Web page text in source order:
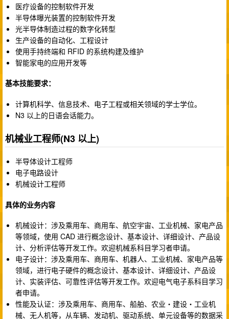
医疗设备的控制软件开发
半导体曝光装置的控制软件开发
光半导体制造过程的数字化转型
生产设备的自动化、工程设计
使用手持终端和 RFID 的系统构建及维护
智能家电的应用开发等
基本技能要求：
计算机科学、信息技术、电子工程或相关领域的学士学位。
N3 以上的日语会话能力。
机械业工程师(N3 以上)
半导体设计工程师
电子电路设计
机械设计工程师
具体的业务内容
机械设计：涉及乘用车、商用车、航空宇宙、工业机械、家电产品
等领域，使用 CAD 进行概念设计、基本设计、详细设计、产品设
计、分析评估等开发工作。欢迎机械系科目学习者申请。
电子设计：涉及乘用车、商用车、机器人、工业机械、家电产品等
领域，进行电子硬件的概念设计、基本设计、详细设计、产品设
计、实装评估、可靠性评估等开发工作。欢迎电气电子系科目学习
者申请。
性能及认证：涉及乘用车、商用车、船舶、农业・建设・工业机
械、无人机等，从车辆、发动机、驱动系统、单元设备等的数据采